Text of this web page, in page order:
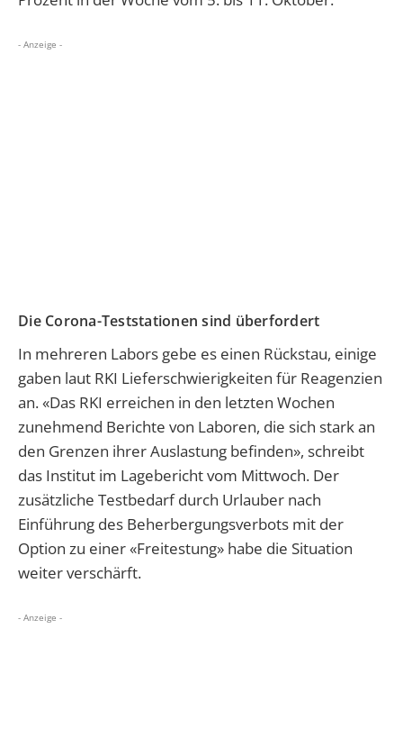
- Anzeige -
Die Corona-Teststationen sind überfordert
In mehreren Labors gebe es einen Rückstau, einige
gaben laut RKI Lieferschwierigkeiten für Reagenzien
an. «Das RKI erreichen in den letzten Wochen
zunehmend Berichte von Laboren, die sich stark an
den Grenzen ihrer Auslastung befinden», schreibt
das Institut im Lagebericht vom Mittwoch. Der
zusätzliche Testbedarf durch Urlauber nach
Einführung des Beherbergungsverbots mit der
Option zu einer «Freitestung» habe die Situation
weiter verschärft.
- Anzeige -